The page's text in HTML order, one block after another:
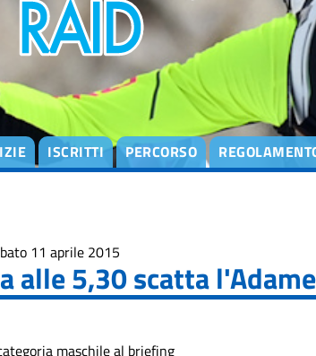
ISCRITTI PERCORSO
11 aprile 2015
alle 5,30 scatta